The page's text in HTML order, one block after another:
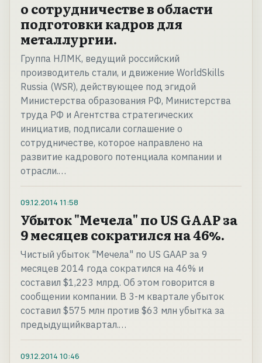
о сотрудничестве в области
подготовки кадров для
металлургии.
Группа НЛМК, ведущий российский
производитель стали, и движение WorldSkills
Russia (WSR), действующее под эгидой
Министерства образования РФ, Министерства
труда РФ и Агентства стратегических
инициатив, подписали соглашение о
сотрудничестве, которое направлено на
развитие кадрового потенциала компании и
отрасли.…
09.12.2014 11:58
Убыток "Мечела" по US GAAP за
9 месяцев сократился на 46%.
Чистый убыток "Мечела" по US GAAP за 9
месяцев 2014 года сократился на 46% и
составил $1,223 млрд. Об этом говорится в
сообщении компании. В 3-м квартале убыток
составил $575 млн против $63 млн убытка за
предыдущийквартал.…
09.12.2014 10:46